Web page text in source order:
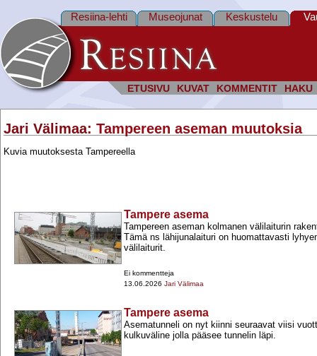
ETUSIVU KUVAT KOMMENTIT HAKU
Resiina-lehti Museojunat Keskustelu
Jari Välimaa: Tampereen aseman muutoksia
Kuvia muutoksesta Tampereella
Tampere asema
Tampereen aseman kolmanen välilaiturin
Tämä ns lähijunalaituri on huomattavasti
välilaiturit.
Ei kommentteja
13.06.2026 Jari Välimaa
Tampere asema
Asematunneli on nyt kiinni seuraavat viisi
kulkuväline jolla pääsee tunnelin läpi.